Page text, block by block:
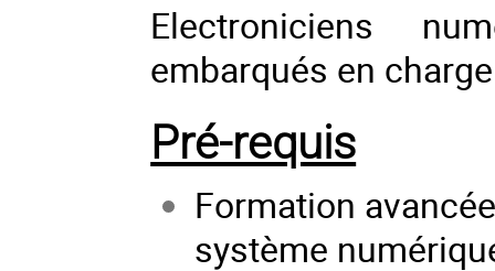
Electroniciens
embarqués en
Pré-requis
Formation
système